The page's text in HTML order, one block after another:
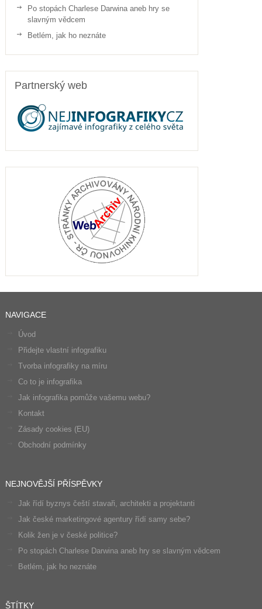
Po stopách Charlese Darwina aneb hry se
slavným vědcem
Betlém, jak ho neznáte
Partnerský web
NAVIGACE
Úvod
Přidejte vlastní infografiku
Tvorba infografiky na míru
Co to je infografika
Jak infografika pomůže vašemu webu?
Kontakt
Zásady cookies (EU)
Obchodní podmínky
NEJNOVĚJŠÍ PŘÍSPĚVKY
Jak řídí byznys čeští stavaři, architekti a projektanti
Jak české marketingové agentury řídí samy sebe?
Kolik žen je v české politice?
Po stopách Charlese Darwina aneb hry se slavným vědcem
Betlém, jak ho neznáte
ŠTÍTKY